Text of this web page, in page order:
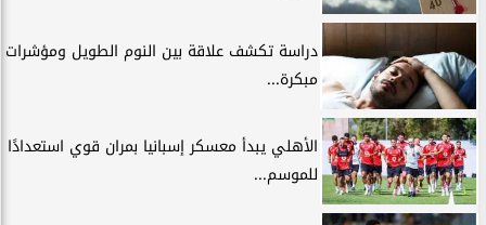
دراسة تكشف علاقة بين النوم الطويل ومؤشرات
مبكرة...
الأهلي يبدأ معسكر إسبانيا بمران قوي استعدادًا
للموسم...